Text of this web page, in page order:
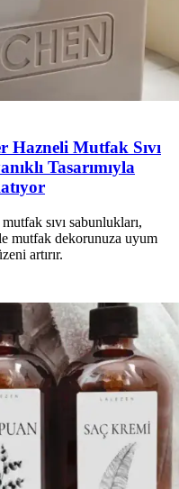
Hazneli Mutfak Sıvı
Tasarımıyla
sıvı sabunlukları,
mutfak dekorunuza uyum
artırır.